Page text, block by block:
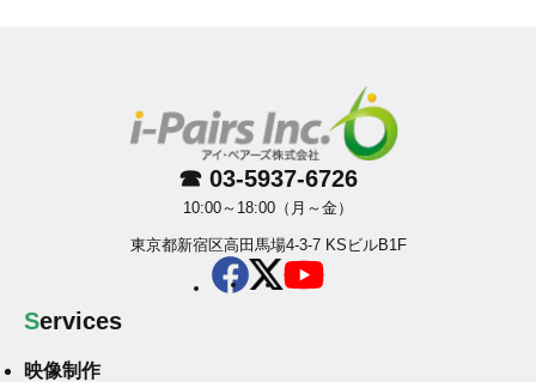
☎ 03-5937-6726
10:00～18:00（月～金）
東京都新宿区高田馬場4-3-7 KSビルB1F
Services
映像制作